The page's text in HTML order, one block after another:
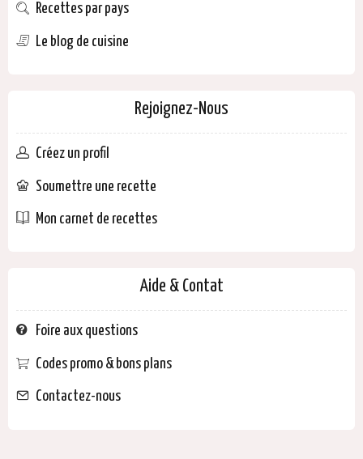
Recettes par pays
Le blog de cuisine
Rejoignez-Nous
Créez un profil
Soumettre une recette
Mon carnet de recettes
Aide & Contat
Foire aux questions
Codes promo & bons plans
Contactez-nous